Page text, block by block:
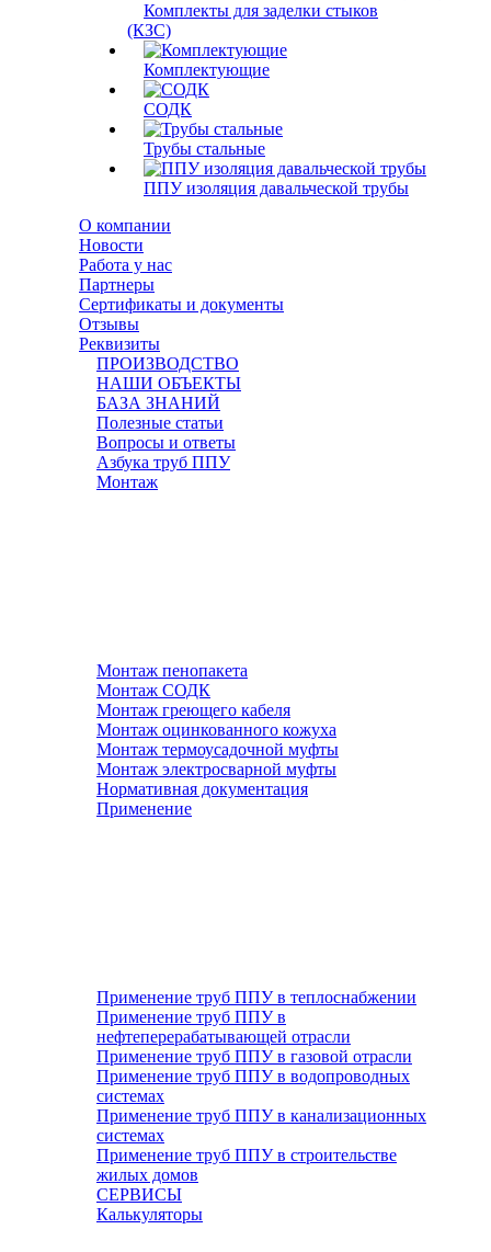
Комплекты для заделки стыков
(КЗС)
Комплектующие
СОДК
Трубы стальные
ППУ изоляция давальческой трубы
О компании
Новости
Работа у нас
Партнеры
Сертификаты и документы
Отзывы
Реквизиты
ПРОИЗВОДСТВО
НАШИ ОБЪЕКТЫ
БАЗА ЗНАНИЙ
Полезные статьи
Вопросы и ответы
Азбука труб ППУ
Монтаж
Монтаж пенопакета
Монтаж СОДК
Монтаж греющего кабеля
Монтаж оцинкованного кожуха
Монтаж термоусадочной муфты
Монтаж электросварной муфты
Нормативная документация
Применение
Применение труб ППУ в теплоснабжении
Применение труб ППУ в
нефтеперерабатывающей отрасли
Применение труб ППУ в газовой отрасли
Применение труб ППУ в водопроводных
системах
Применение труб ППУ в канализационных
системах
Применение труб ППУ в строительстве
жилых домов
СЕРВИСЫ
Калькуляторы